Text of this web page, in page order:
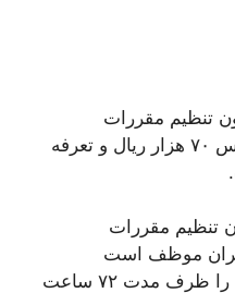
۲۳۷ کمیسیون تنظیم مقررات
ارتباطات، تعرفه دایری سرویس ۷۰ هزار ریال و تعرفه
۲۴۷ کمیسیون تنظیم مقررات
موظف است
درخواست‌های دایری مشترک را ظرف مدت ۷۲ ساعت